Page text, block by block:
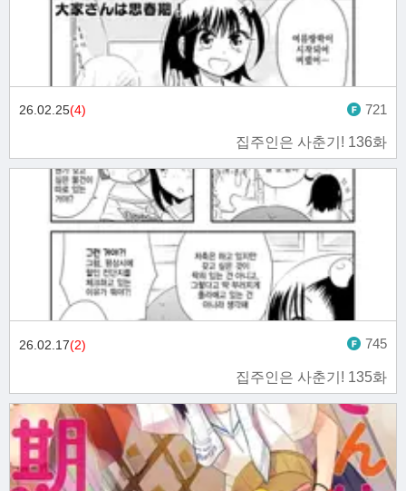
집주인은 사춘기! 136화
26.02.25(4) 721
집주인은 사춘기! 135화
26.02.17(2) 745